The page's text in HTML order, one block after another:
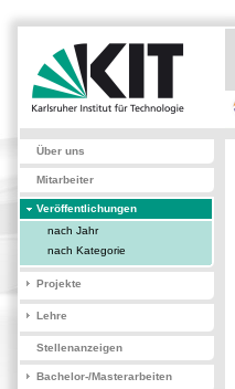
Über uns
Mitarbeiter
Veröffentlichungen
nach Jahr
nach Kategorie
Projekte
Lehre
Stellenanzeigen
Bachelor-/Masterarbeiten